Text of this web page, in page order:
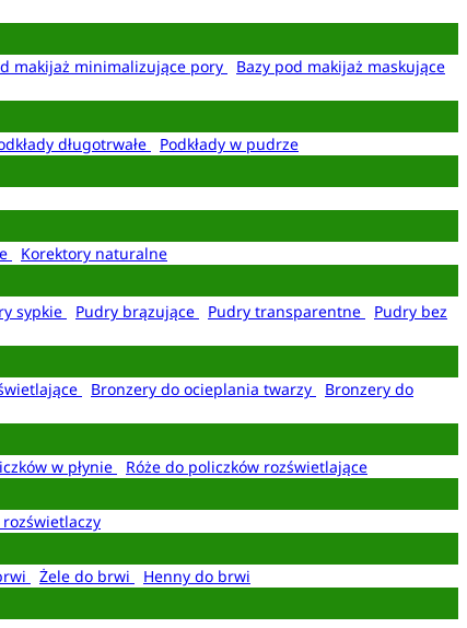
makijaż minimalizujące pory
Bazy pod makijaż maskujące
długotrwałe
Podkłady w pudrze
Korektory naturalne
sypkie Pudry brązujące Pudry transparentne
Pudry bez
Bronzery do ocieplania twarzy
Bronzery do
w płynie
Róże do policzków rozświetlające
rozświetlaczy
Żele do brwi
Henny do brwi